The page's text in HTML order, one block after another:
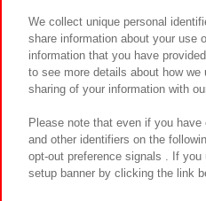
We collect unique personal
share information about your use
information that you have
to see more details about how
sharing of your information with
Please note that even if you
and other identifiers on the
opt-out preference signals . If
setup banner by clicking the link